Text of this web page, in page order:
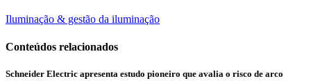
Iluminação & gestão da iluminação
Conteúdos relacionados
Schneider Electric apresenta estudo pioneiro que avalia o risco de arco